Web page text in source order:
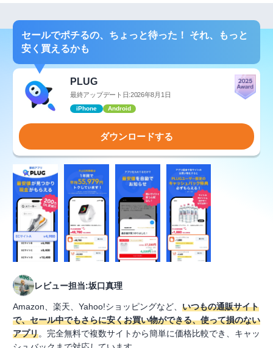
セールでポチるの、ちょっと待った！ それ、もっと
安く買えるかも
PLUG
最終アップデート日:2026年8月1日
iPhone Android
ダウンロードする
レビュー担当:坂口真理
Amazon、楽天、Yahoo!ショッピングなど、 いつもの通販サイト
で、セール中でもさらに安くお買い物ができる、使って損のない
アプリ。完全無料で複数サイトから簡単に価格比較でき、キャッ